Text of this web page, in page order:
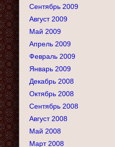
Сентябрь 2009
Август 2009
Май 2009
Апрель 2009
Февраль 2009
Январь 2009
Декабрь 2008
Октябрь 2008
Сентябрь 2008
Август 2008
Май 2008
Март 2008